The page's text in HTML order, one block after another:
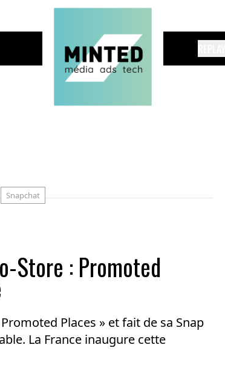
Snapchat
Store : Promoted
Places » et fait de sa Snap
La France inaugure cette